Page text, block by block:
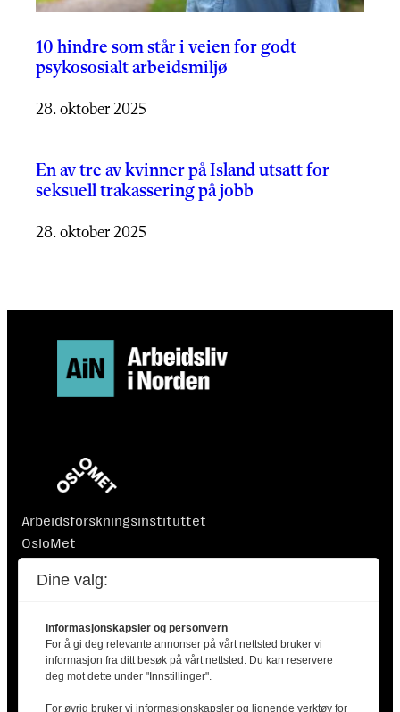
10 hindre som står i veien for godt
psykososialt arbeidsmiljø
28. oktober 2025
En av tre av kvinner på Island utsatt for
seksuell trakassering på jobb
28. oktober 2025
Arbeidsforskningsinstituttet
OsloMet
0130 Oslo
Dine valg:
Informasjonskapsler og personvern
For å gi deg relevante annonser på vårt nettsted bruker vi
informasjon fra ditt besøk på vårt nettsted. Du kan reservere
deg mot dette under "Innstillinger".
For øvrig bruker vi informasjonskapsler og lignende verktøy for